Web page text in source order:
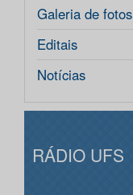
Galeria de fotos
Editais
Notícias
RÁDIO UFS